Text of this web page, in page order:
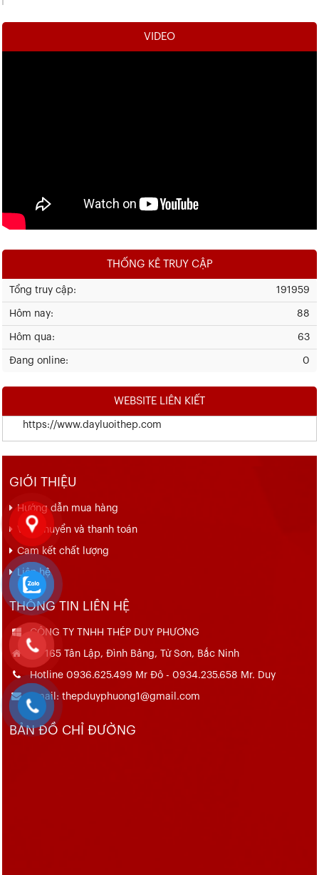
VIDEO
THỐNG KÊ TRUY CẬP
191959
Tổng truy cập:
88
Hôm nay:
63
Hôm qua:
0
Đang online:
WEBSITE LIÊN KIẾT
https://www.dayluoithep.com
GIỚI THIỆU
Hướng dẫn mua hàng
Vận chuyển và thanh toán
Cam kết chất lượng
Liên hệ
THÔNG TIN LIÊN HỆ
CÔNG TY TNHH THÉP DUY PHƯƠNG
Số 165 Tân Lập, Đình Bảng, Từ Sơn, Bắc Ninh
Hotline 0936.625.499 Mr Đô - 0934.235.658 Mr. Duy
Email: thepduyphuong1@gmail.com
BẢN ĐỒ CHỈ ĐƯỜNG